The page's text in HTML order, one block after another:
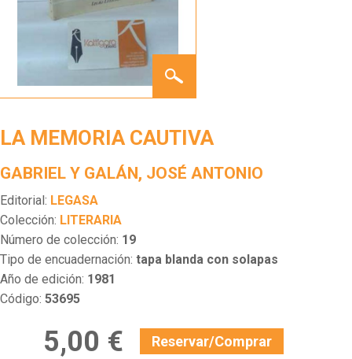
MEMORIA
LA MEMORIA CAUTIVA
GABRIEL Y GALÁN, JOSÉ ANTONIO
Editorial: LEGASA
Colección: LITERARIA
Número de colección: 19
Tipo de encuadernación: tapa blanda con solapas
Año de edición: 1981
Código: 53695
5,00 € Reservar/Comprar